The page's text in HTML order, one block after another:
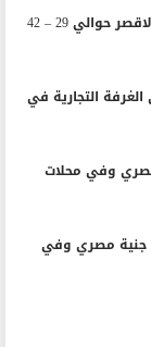
يبلغ سعر كيلو الدجاج البيضاء المبرد في محافظة الاقصر حوالي 29 – 42
التجارية في
من المزرعة حوالي 28 جنية مصري وفي محلات
يبلغ سعر كيلو الدجاج البلدي من المزرعة حوالي 33 جنية مصري وفي